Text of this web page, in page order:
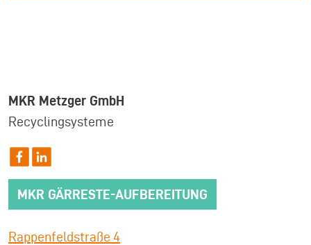
MKR Metzger GmbH
Recyclingsysteme
MKR GÄRRESTE-AUFBEREITUNG
Rappenfeldstraße 4